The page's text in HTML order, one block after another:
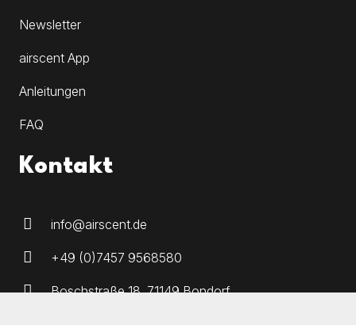
Newsletter
airscent App
Anleitungen
FAQ
Kontakt
info@airscent.de
+49 (0)7457 9568580
Boschstraße 18, 71149 Bondorf